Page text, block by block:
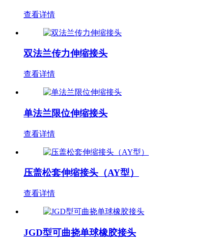
查看详情
双法兰传力伸缩接头
查看详情
单法兰限位伸缩接头
查看详情
压盖松套伸缩接头（AY型）
查看详情
JGD型可曲挠单球橡胶接头